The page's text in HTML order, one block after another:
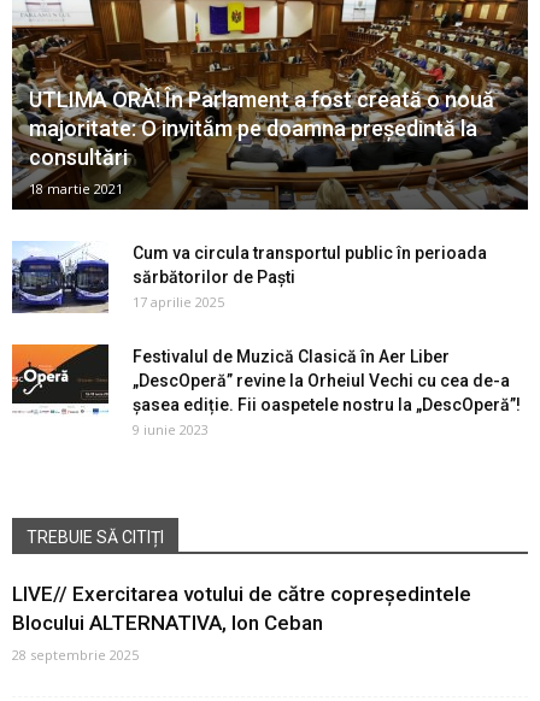
UTLIMA ORĂ! În Parlament a fost creată o nouă
majoritate: O invităm pe doamna președintă la
consultări
18 martie 2021
Cum va circula transportul public în perioada
sărbătorilor de Paști
17 aprilie 2025
Festivalul de Muzică Clasică în Aer Liber
„DescOperă” revine la Orheiul Vechi cu cea de-a
șasea ediție. Fii oaspetele nostru la „DescOperă”!
9 iunie 2023
TREBUIE SĂ CITIȚI
LIVE// Exercitarea votului de către copreședintele
Blocului ALTERNATIVA, Ion Ceban
28 septembrie 2025